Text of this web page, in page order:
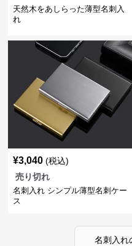
天然木をあしらった薄型名刺入
れ
¥3,040 (税込)
売り切れ
名刺入れ シンプル薄型名刺ケー
ス
名刺入れ